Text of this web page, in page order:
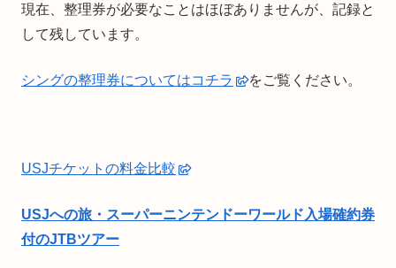
現在、整理券が必要なことはほぼありませんが、記録と
して残しています。
シングの整理券についてはコチラ をご覧ください。
USJチケットの料金比較
USJへの旅・スーパーニンテンドーワールド入場確約券
付のJTBツアー